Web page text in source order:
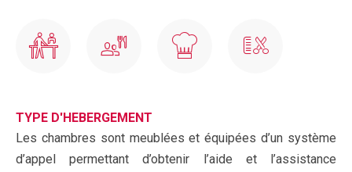
TYPE D'HEBERGEMENT
Les chambres sont meublées et équipées d’un système
d’appel permettant d’obtenir l’aide et l’assistance